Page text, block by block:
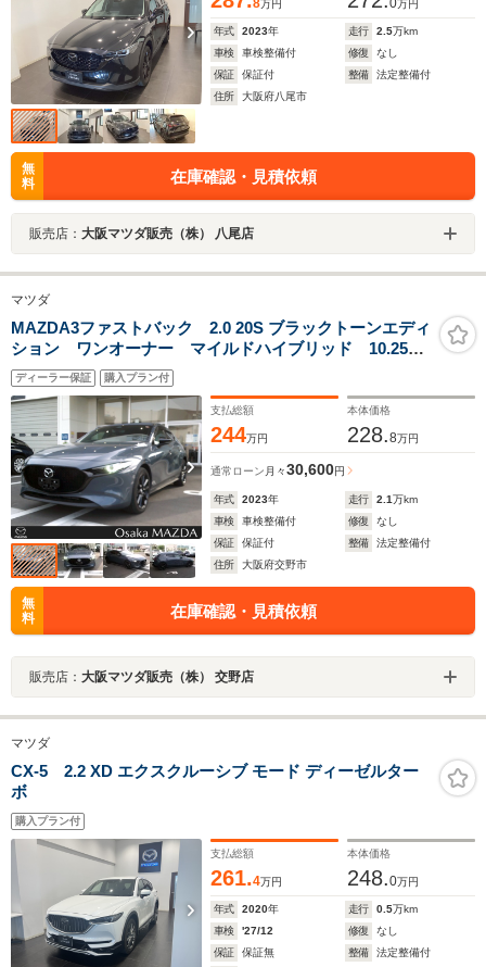
8万円 0万円
年式 2023年 走行 2.5万km
車検
車検整備付 修復
なし
保証
保証付 整備
法定整備付
住所
大阪府八尾市
無
料
在庫確認・見積依頼
販売店： 大阪マツダ販売（株） 八尾店
マツダ
MAZDA3ファストバック 2.0 20S ブラックトーンエディ
ション ワンオーナー マイルドハイブリッド 10.25イ
ンチモニター 360度全方位カメラ装備 ナビSD
ETC SOSボタン アンドロイドオート&カープレイ対
応 USBタイプC HDMI 可変配光型LED
ディーラー保証 購入プラン付
支払総額
244万円
本体価格
228.8万円
通常ローン 月々30,600円
年式 2023年 走行 2.1万km
車検
車検整備付 修復
なし
保証
保証付 整備
法定整備付
住所
大阪府交野市
無
料
在庫確認・見積依頼
販売店： 大阪マツダ販売（株） 交野店
マツダ
CX-5 2.2 XD エクスクルーシブ モード ディーゼルター
ボ
購入プラン付
支払総額
261.4万円
本体価格
248.0万円
年式 2020年 走行 0.5万km
車検
'27/12 修復
なし
保証
保証無 整備
法定整備付